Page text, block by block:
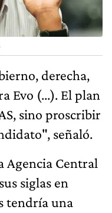
derecha,
Evo (...). El plan
sino proscribir
señaló.
Agencia Central
siglas en
tendría una